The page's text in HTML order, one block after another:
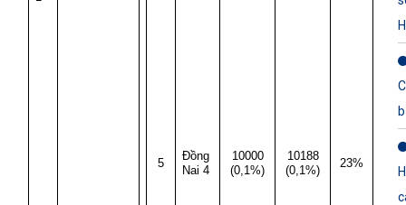
5
Đồng
Nai 4
10000
(0,1%)
10188
(0,1%)
23%